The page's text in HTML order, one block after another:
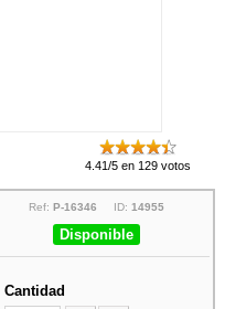
4.41/5 en 129 votos
Ref: P-16346 ID: 14955
Disponible
Cantidad